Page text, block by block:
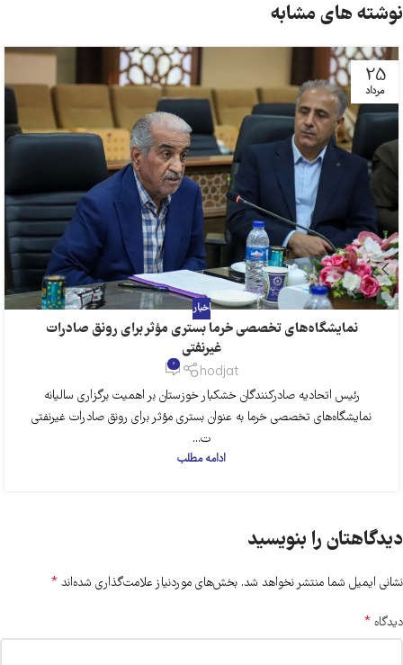
نوشته های مشابه
25
مرداد
اخبار
نمایشگاه‌های تخصصی خرما بستری مؤثر برای رونق صادرات
غیرنفتی
hodjat
0
رئیس اتحادیه صادرکنندگان خشکبار خوزستان بر اهمیت برگزاری سالیانه
نمایشگاه‌های تخصصی خرما به عنوان بستری مؤثر برای رونق صادرات غیرنفتی
ت...
ادامه مطلب
دیدگاهتان را بنویسید
نشانی ایمیل شما منتشر نخواهد شد. بخش‌های موردنیاز علامت‌گذاری شده‌اند *
دیدگاه *